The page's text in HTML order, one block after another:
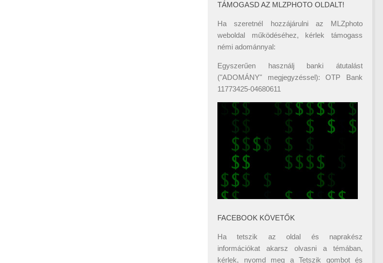
TÁMOGASD AZ MLZPHOTO OLDALT!
Ha szeretnél hozzájárulni az MLZphoto
weboldal működéséhez, kérlek támogass
némi adománnyal:
Egyszerűen használj banki átutalást
("ADOMÁNY" megjegyzéssel): OTP Bank
11773425-04680611
FACEBOOK KÖVETŐK
Ha tetszik az oldal és naprakész
információkat akarsz olvasni a témában,
kérlek, nyomd meg a Tetszik gombot és